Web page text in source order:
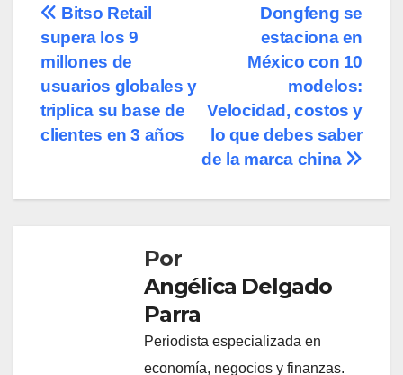
Navegación
de
entradas
Dongfeng se
estaciona en
México con 10
modelos:
Velocidad, costos y
lo que debes saber
de la marca china
Bitso Retail
supera los 9
millones de
usuarios globales y
triplica su base de
clientes en 3 años
Por
Angélica Delgado
Parra
Periodista especializada en
economía, negocios y finanzas.